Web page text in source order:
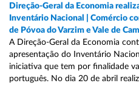
Direção-Geral da Economia
Inventário Nacional | Comércio
de Póvoa do Varzim e Vale de
A Direção-Geral da Economia
apresentação do Inventário
iniciativa que tem por finalidade
português. No dia 20 de abril